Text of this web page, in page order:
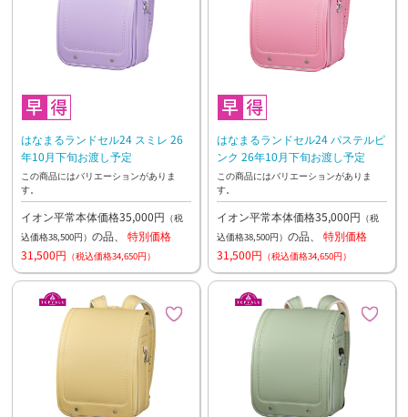
はなまるランドセル24 スミレ 26
年10月下旬お渡し予定
この商品にはバリエーションがありま
す。
イオン平常本体価格35,000円 （税
込価格38,500円） の品、 特別価格
31,500円 （税込価格34,650円）
はなまるランドセル24 パステルピ
ンク 26年10月下旬お渡し予定
この商品にはバリエーションがありま
す。
イオン平常本体価格35,000円 （税
込価格38,500円） の品、 特別価格
31,500円 （税込価格34,650円）